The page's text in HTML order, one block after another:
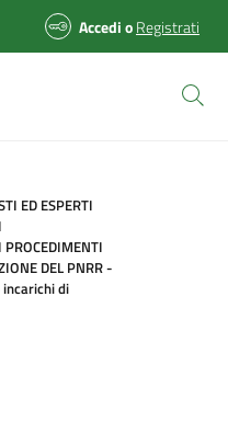
AccedioRegistrati
ED ESPERTI
DEL PNRR -
di